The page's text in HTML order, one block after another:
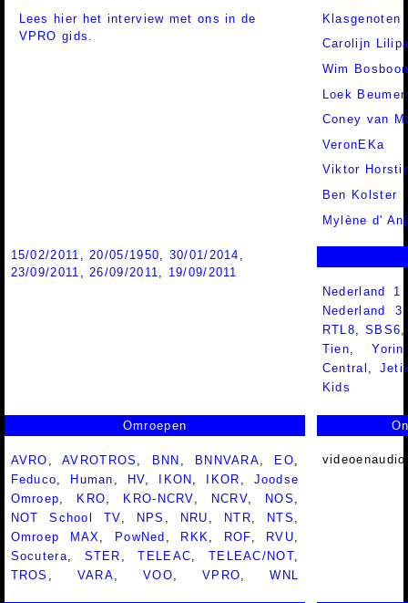
Lees hier het interview met ons in de
VPRO gids.
Klasgenoten
Carolijn
Wim
Loek Beumer
Coney van
VeronEKa
Viktor
Ben Kolster
Mylène d'
15/02/2011 20/05/1950 30/01/2014
23/09/2011
26/09/2011
19/09/2011
Nederland
Nederland
RTL8,SBS6
Tien,Yorin
Central ,
Kids
Omroepen
AVRO ,AVROTROS BNN BNNVARA EO
Feduco
Human HV IKON IKOR
Joodse
Omroep
KRO KRO-NCRV NCRV NOS
NOT School TV
NPS NRU NTR NTS
Omroep MAX
PowNed RKK ROF RVU
Socutera
STER ,TELEAC TELEAC/NOT
TROS
VARA ,VOO ,VPRO ,WNL